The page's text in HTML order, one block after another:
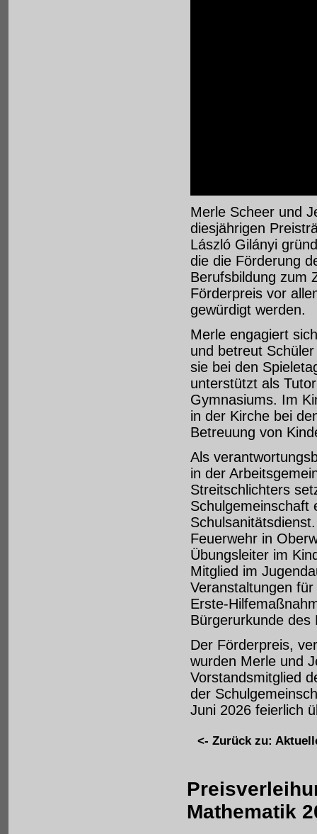
Merle Scheer und
diesjährigen
László Gilányi
die die Förderung
Berufsbildung zum
Förderpreis vor
gewürdigt werden.
Merle engagiert
und betreut
sie bei den
unterstützt als
Gymnasiums. Im
in der Kirche bei
Betreuung von
Als
in der
Streitschlichters
Schulgemeinschaft
Feuerwehr in
Übungsleiter im
Mitglied im
Veranstaltungen
Erste-
Bürgerurkunde des
Der Förderpreis,
wurden Merle und
Vorstandsmitglied
der
Juni 2026 feierlich
<- Zurück zu:
Mathematik